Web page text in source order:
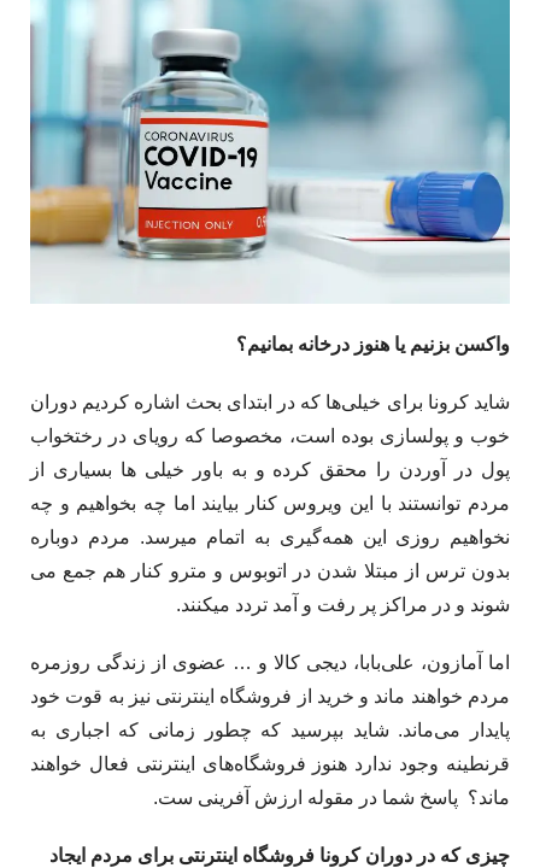
واکسن بزنیم یا هنوز درخانه بمانیم؟
شاید کرونا برای خیلی‌­ها که در ابتدای بحث اشاره کردیم دوران
خوب و پولسازی بوده است، مخصوصا که رویای در رختخواب
پول در آوردن را محقق کرده و به باور خیلی ها بسیاری از
مردم توانستند با این ویروس کنار بیایند اما چه بخواهیم و چه
نخواهیم روزی این همه‌گیری به اتمام می­رسد. مردم دوباره
بدون ترس از مبتلا شدن در اتوبوس و مترو کنار هم جمع می­‌
شوند و در مراکز پر رفت و آمد تردد می­کنند.
اما آمازون، علی‌­بابا، دیجی کالا و … عضوی از زندگی روزمره
مردم خواهند ماند و خرید از فروشگاه اینترنتی نیز به قوت خود
پایدار می‌ماند. شاید بپرسید که چطور زمانی که اجباری به
قرنطینه وجود ندارد هنوز فروشگاه­‌های اینترنتی فعال خواهند
ماند؟ پاسخ شما در مقوله ارزش آفرینی ست.
چیزی که در دوران کرونا فروشگاه­ اینترنتی برای مردم ایجاد